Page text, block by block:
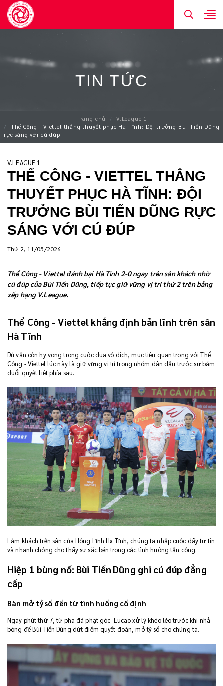
TIN TỨC
Trang chủ
V.League 1
Thể Công - Viettel thắng thuyết phục Hà Tĩnh: Đội trưởng Bùi Tiến Dũng
rực sáng với cú đúp
V.LEAGUE 1
THỂ CÔNG - VIETTEL THẮNG
THUYẾT PHỤC HÀ TĨNH: ĐỘI
TRƯỞNG BÙI TIẾN DŨNG RỰC
SÁNG VỚI CÚ ĐÚP
Thứ 2, 11/05/2026
Thể Công - Viettel đánh bại Hà Tĩnh 2-0 ngay trên sân khách nhờ
cú đúp của Bùi Tiến Dũng, tiếp tục giữ vững vị trí thứ 2 trên bảng
xếp hạng V.League.
Thể Công - Viettel khẳng định bản lĩnh trên sân
Hà Tĩnh
Dù vẫn còn hy vọng trong cuộc đua vô địch, mục tiêu quan trọng với Thể
Công - Viettel lúc này là giữ vững vị trí trong nhóm dẫn đầu trước sự bám
đuổi quyết liệt phía sau.
Làm khách trên sân của Hồng Lĩnh Hà Tĩnh, chúng ta nhập cuộc đầy tự tin
và nhanh chóng cho thấy sự sắc bén trong các tình huống tấn công.
Hiệp 1 bùng nổ: Bùi Tiến Dũng ghi cú đúp đẳng
cấp
Bàn mở tỷ số đến từ tình huống cố định
Ngay phút thứ 7, từ pha đá phạt góc, Lucao xử lý khéo léo trước khi nhả
bóng để Bùi Tiến Dũng dứt điểm quyết đoán, mở tỷ số cho chúng ta.